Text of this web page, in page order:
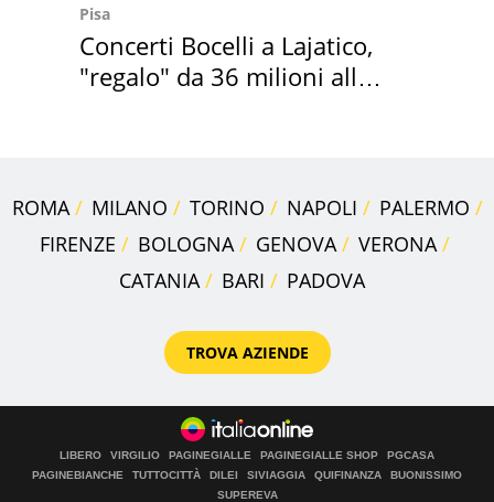
Pisa
Concerti Bocelli a Lajatico,
"regalo" da 36 milioni alla
ROMA MILANO TORINO NAPOLI
PALERMO
FIRENZE
BOLOGNA GENOVA
VERONA
CATANIA
BARI PADOVA
TROVA AZIENDE
LIBERO VIRGILIO PAGINEGIALLE PAGINEGIALLE SHOP
PGCASA
PAGINEBIANCHE
TUTTOCITTÀ DILEI SIVIAGGIA QUIFINANZA
BUONISSIMO
SUPEREVA